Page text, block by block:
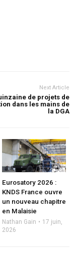
Next Article
de projets de
dans les mains de
la DGA
Eurosatory 2026 :
KNDS France ouvre
un nouveau chapitre
en Malaisie
Nathan Gain
17 juin,
2026